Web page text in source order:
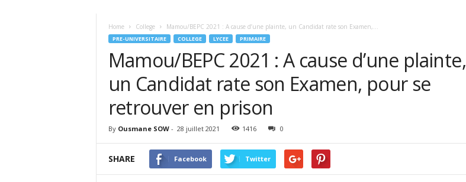
Home College Mamou/BEPC 2021 : A cause d’une plainte, un Candidat rate son Examen,...
PRE-UNIVERSITAIRE COLLEGE LYCEE PRIMAIRE
Mamou/BEPC 2021 : A cause d’une plainte,
un Candidat rate son Examen, pour se
retrouver en prison
By Ousmane SOW- 28 juillet 2021 1416 0
SHARE Facebook Twitter